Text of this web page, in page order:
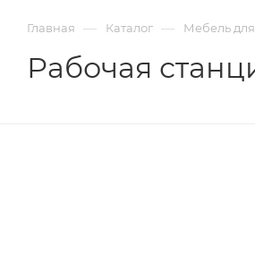
Главная — Каталог — Мебель
Рабочая